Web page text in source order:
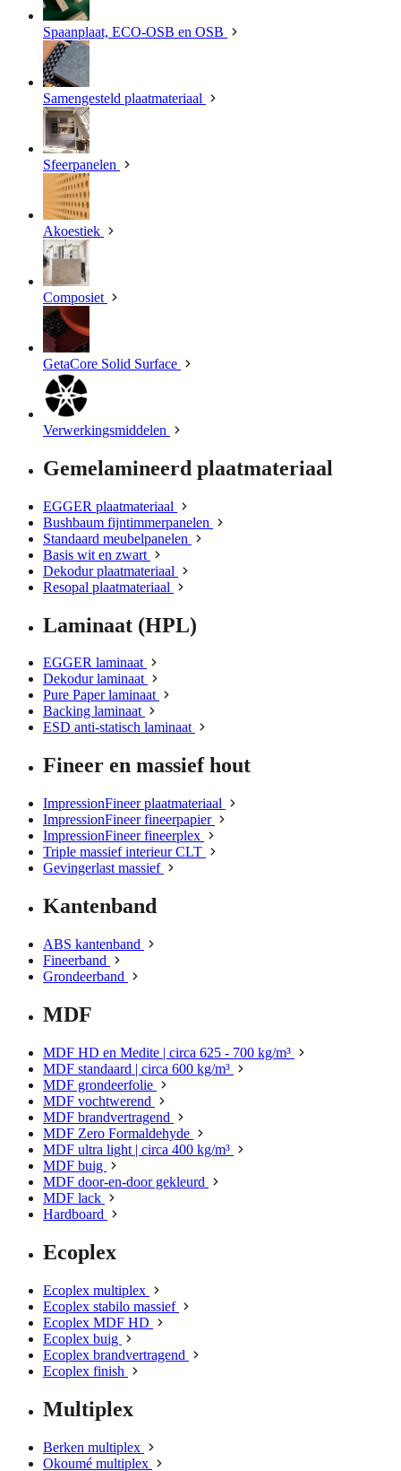
Spaanplaat, ECO-OSB en OSB
Samengesteld plaatmateriaal
Sfeerpanelen
Akoestiek
Composiet
GetaCore Solid Surface
Verwerkingsmiddelen
Gemelamineerd plaatmateriaal
EGGER plaatmateriaal
Bushbaum fijntimmerpanelen
Standaard meubelpanelen
Basis wit en zwart
Dekodur plaatmateriaal
Resopal plaatmateriaal
Laminaat (HPL)
EGGER laminaat
Dekodur laminaat
Pure Paper laminaat
Backing laminaat
ESD anti-statisch laminaat
Fineer en massief hout
ImpressionFineer plaatmateriaal
ImpressionFineer fineerpapier
ImpressionFineer fineerplex
Triple massief interieur CLT
Gevingerlast massief
Kantenband
ABS kantenband
Fineerband
Grondeerband
MDF
MDF HD en Medite | circa 625 - 700 kg/m³
MDF standaard | circa 600 kg/m³
MDF grondeerfolie
MDF vochtwerend
MDF brandvertragend
MDF Zero Formaldehyde
MDF ultra light | circa 400 kg/m³
MDF buig
MDF door-en-door gekleurd
MDF lack
Hardboard
Ecoplex
Ecoplex multiplex
Ecoplex stabilo massief
Ecoplex MDF HD
Ecoplex buig
Ecoplex brandvertragend
Ecoplex finish
Multiplex
Berken multiplex
Okoumé multiplex